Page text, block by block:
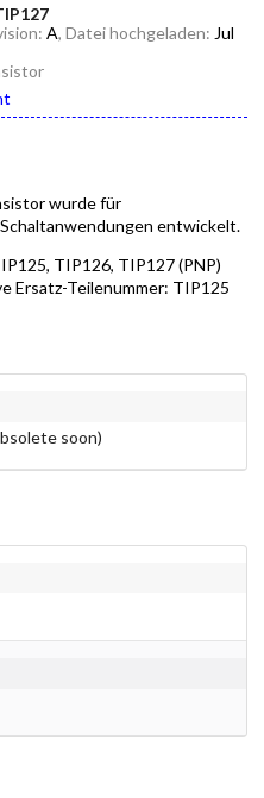
A, Datei hochgeladen: Jul
wurde für
entwickelt.
TIP126, TIP127 (PNP)
Ersatz-Teilenummer: TIP125
soon)